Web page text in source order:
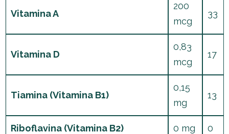
Vitamina A
200
mcg
33
Vitamina D
0,83
mcg
17
Tiamina (Vitamina B1)
0,15
mg
13
Riboflavina (Vitamina B2) 0 mg 0